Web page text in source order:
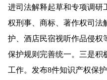
进司法解释起草和专项调研
权刑事、商标、著作权司法
护、酒店民宿视听作品侵权
保护规则完善统一。三是积
工作。发布8件知识产权保